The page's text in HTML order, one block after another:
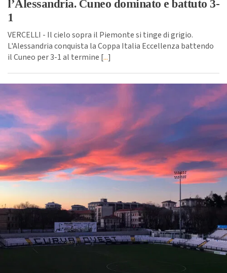
l’Alessandria. Cuneo dominato e battuto 3-
1
VERCELLI - Il cielo sopra il Piemonte si tinge di grigio.
L'Alessandria conquista la Coppa Italia Eccellenza battendo
il Cuneo per 3-1 al termine [...]